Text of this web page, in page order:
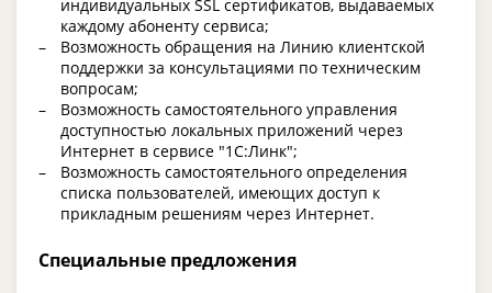
индивидуальных SSL сертификатов, выдаваемых
каждому абоненту сервиса;
Возможность обращения на Линию клиентской
поддержки за консультациями по техническим
вопросам;
Возможность самостоятельного управления
доступностью локальных приложений через
Интернет в сервисе "1С:Линк";
Возможность самостоятельного определения
списка пользователей, имеющих доступ к
прикладным решениям через Интернет.
Специальные предложения